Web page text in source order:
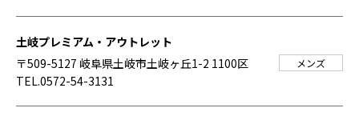
土岐プレミアム・アウトレット
〒509-5127 岐阜県土岐市土岐ヶ丘1-2 1100区
TEL.0572-54-3131
メンズ